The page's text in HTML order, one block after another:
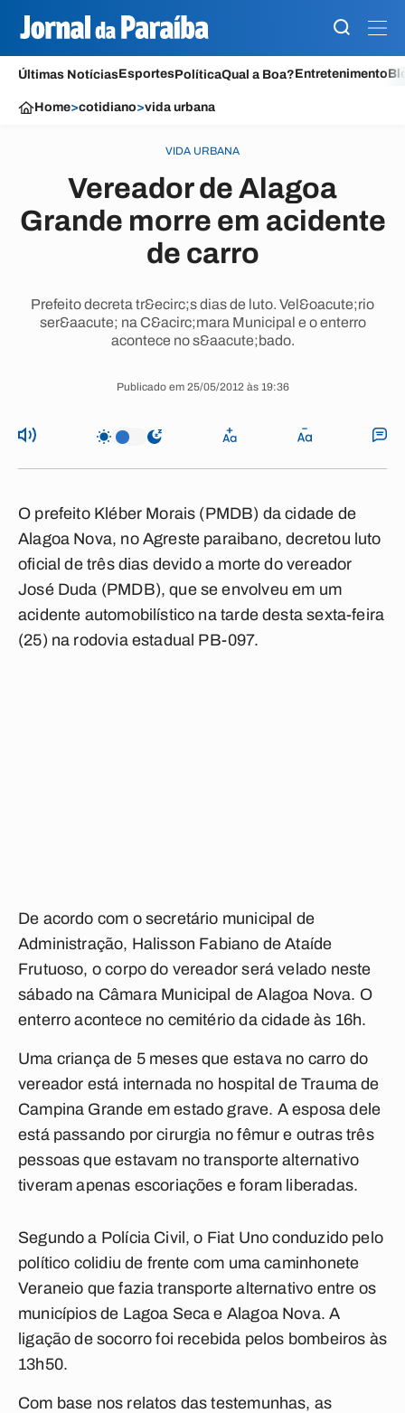
Últimas NotíciasEsportesPolíticaQual a Boa?Entretenimento
Home>cotidiano>vida urbana
VIDA URBANA
Vereador de Alagoa
Grande morre em acidente
de carro
Prefeito decreta tr&ecirc;s dias de luto. Vel&oacute;rio
ser&aacute; na C&acirc;mara Municipal e o enterro
acontece no s&aacute;bado.
Publicado em 25/05/2012 às 19:36
O prefeito Kléber Morais (PMDB) da cidade de
Alagoa Nova, no Agreste paraibano, decretou luto
oficial de três dias devido a morte do vereador
José Duda (PMDB), que se envolveu em um
acidente automobilístico na tarde desta sexta-feira
(25) na rodovia estadual PB-097.
De acordo com o secretário municipal de
Administração, Halisson Fabiano de Ataíde
Frutuoso, o corpo do vereador será velado neste
sábado na Câmara Municipal de Alagoa Nova. O
enterro acontece no cemitério da cidade às 16h.
Uma criança de 5 meses que estava no carro do
vereador está internada no hospital de Trauma de
Campina Grande em estado grave. A esposa dele
está passando por cirurgia no fêmur e outras três
pessoas que estavam no transporte alternativo
tiveram apenas escoriações e foram liberadas.
Segundo a Polícia Civil, o Fiat Uno conduzido pelo
político colidiu de frente com uma caminhonete
Veraneio que fazia transporte alternativo entre os
municípios de Lagoa Seca e Alagoa Nova. A
ligação de socorro foi recebida pelos bombeiros às
13h50.
Com base nos relatos das testemunhas, as